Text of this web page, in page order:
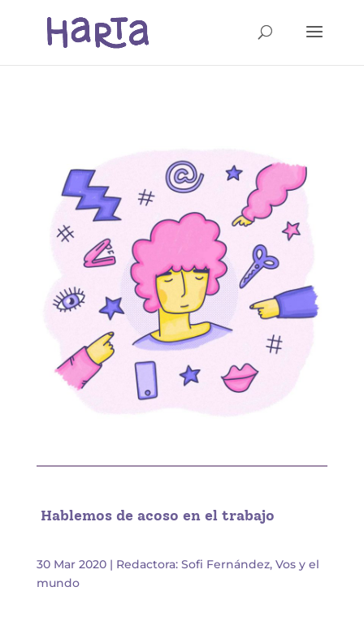
Hablemos de acoso en el trabajo
30 Mar 2020| Redactora: Sofi Fernández, Vos y el
mundo